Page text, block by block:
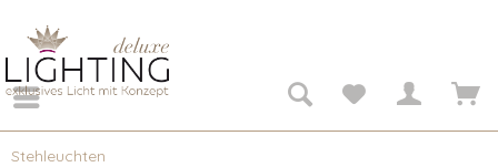
Stehleuchten